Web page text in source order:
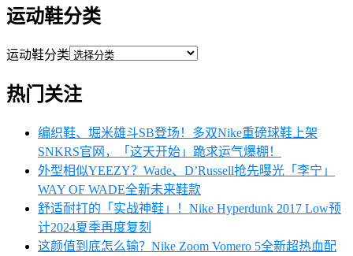
运动鞋分类
运动鞋分类
热门关注
编织鞋、堀米雄斗SB登场！多双Nike重磅球鞋上架
SNKRS官网，「这天开始」跪求运气爆棚！
外型相似YEEZY？Wade、D’Russell抢先曝光「李宁」
WAY OF WADE全新未来鞋款
舒适耐打的「实战神鞋」！Nike Hyperdunk 2017 Low预
计2024夏季再度复刻
这颜值到底怎么输？Nike Zoom Vomero 5全新超热血配